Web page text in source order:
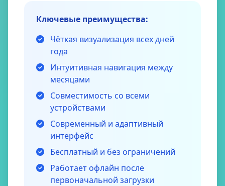
Ключевые преимущества:
Чёткая визуализация всех дней
года
Интуитивная навигация между
месяцами
Совместимость со всеми
устройствами
Современный и адаптивный
интерфейс
Бесплатный и без ограничений
Работает офлайн после
первоначальной загрузки